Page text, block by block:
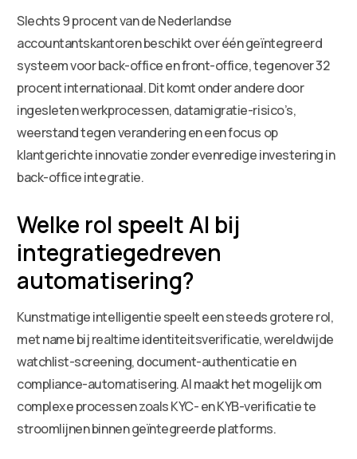
Slechts 9 procent van de Nederlandse
accountantskantoren beschikt over één geïntegreerd
systeem voor back-office en front-office, tegenover 32
procent internationaal. Dit komt onder andere door
ingesleten werkprocessen, datamigratie-risico’s,
weerstand tegen verandering en een focus op
klantgerichte innovatie zonder evenredige investering in
back-office integratie.
Welke rol speelt AI bij
integratiegedreven
automatisering?
Kunstmatige intelligentie speelt een steeds grotere rol,
met name bij realtime identiteitsverificatie, wereldwijde
watchlist-screening, document-authenticatie en
compliance-automatisering. AI maakt het mogelijk om
complexe processen zoals KYC- en KYB-verificatie te
stroomlijnen binnen geïntegreerde platforms.